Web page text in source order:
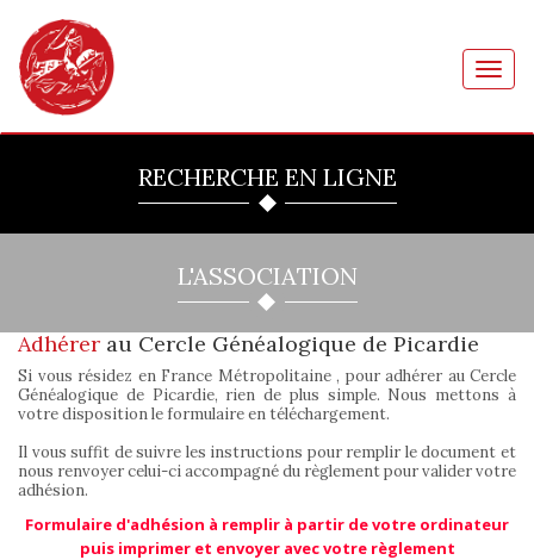
RECHERCHE EN LIGNE
L'ASSOCIATION
Adhérer au Cercle Généalogique de Picardie
Si vous résidez en France Métropolitaine , pour adhérer au Cercle
Généalogique de Picardie, rien de plus simple. Nous mettons à
votre disposition le formulaire en téléchargement.
Il vous suffit de suivre les instructions pour remplir le document et
nous renvoyer celui-ci accompagné du règlement pour valider votre
adhésion.
Formulaire d'adhésion à remplir à partir de votre ordinateur
puis imprimer et envoyer avec votre règlement